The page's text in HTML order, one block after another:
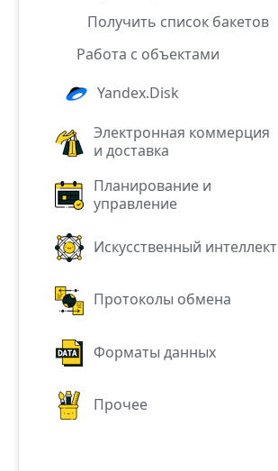
Получить список бакетов
Работа с объектами
Yandex.Disk
Электронная коммерция
и доставка
Планирование и
управление
Искусственный интеллект
Протоколы обмена
Форматы данных
Прочее